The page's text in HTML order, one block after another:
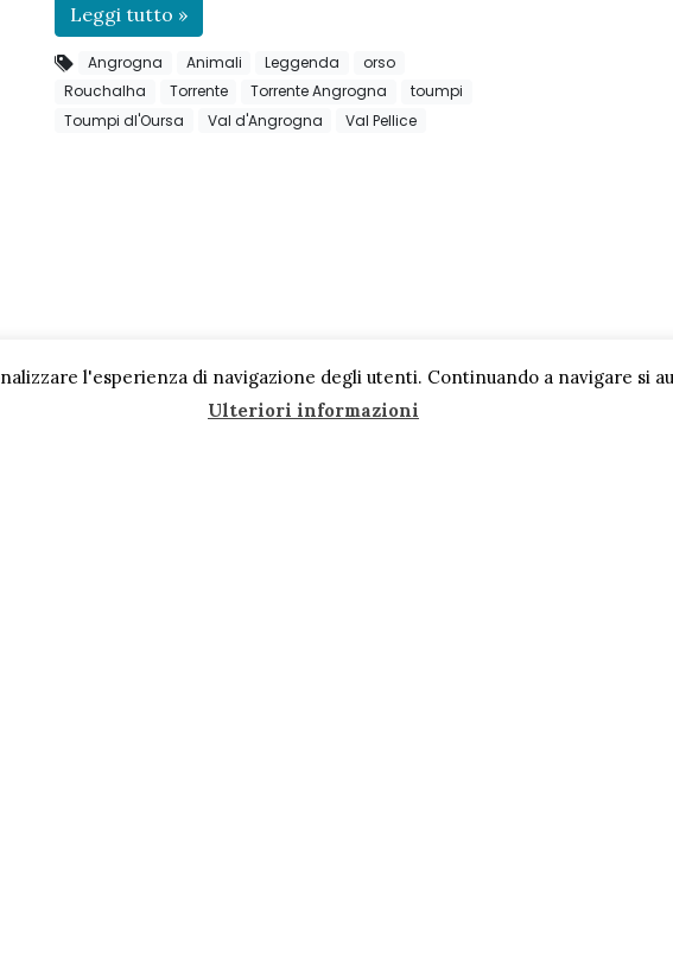
Leggi tutto »
Angrogna Animali Leggenda
orso
Rouchalha
Torrente Torrente Angrogna
toumpi
Toumpi dl'Oursa
Val d'Angrogna Val Pellice
l'esperienza di navigazione degli utenti. Continuando a navigare si
Ulteriori informazioni